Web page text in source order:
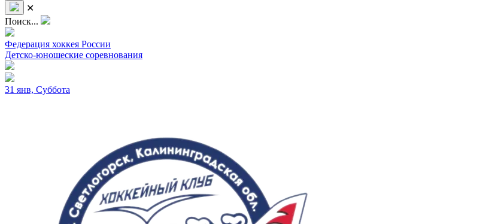
✕
Поиск...
Федерация хоккея России
Детско-юношеские соревнования
31 янв, Суббота